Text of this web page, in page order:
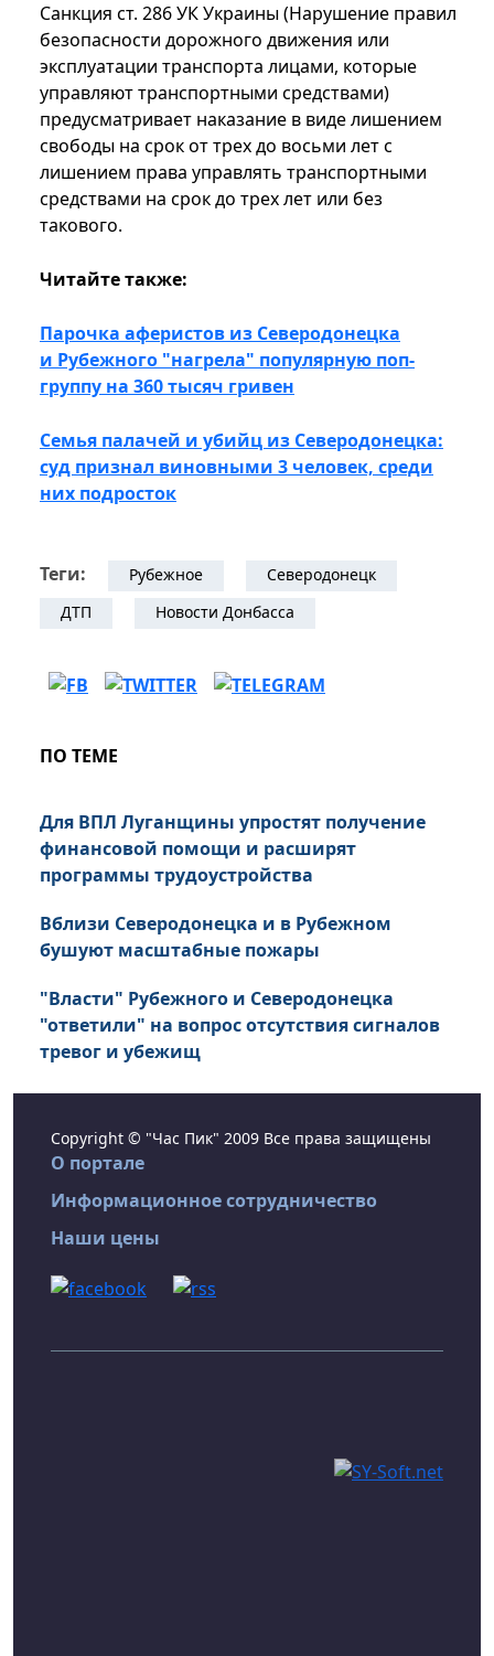
Санкция ст. 286 УК Украины (Нарушение правил
безопасности дорожного движения или
эксплуатации транспорта лицами, которые
управляют транспортными средствами)
предусматривает наказание в виде лишением
свободы на срок от трех до восьми лет с
лишением права управлять транспортными
средствами на срок до трех лет или без
такового.
Читайте также:
Парочка аферистов из Северодонецка
и Рубежного "нагрела" популярную поп-
группу на 360 тысяч гривен
Семья палачей и убийц из Северодонецка:
суд признал виновными 3 человек, среди
них подросток
Теги: Рубежное
Северодонецк
ДТП
Новости Донбасса
ПО ТЕМЕ
Для ВПЛ Луганщины упростят получение
финансовой помощи и расширят
программы трудоустройства
Вблизи Северодонецка и в Рубежном
бушуют масштабные пожары
"Власти" Рубежного и Северодонецка
"ответили" на вопрос отсутствия сигналов
тревог и убежищ
Copyright © "Час Пик" 2009 Все права защищены
О портале
Информационное сотрудничество
Наши цены